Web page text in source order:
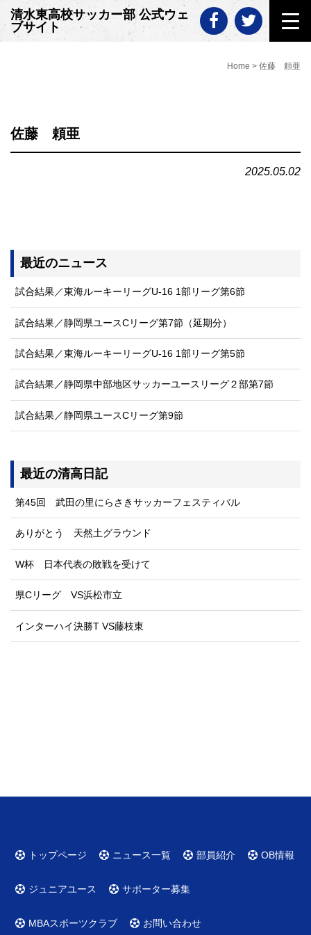
Skip
to
content
清水東高校サッカー部 公式ウェ
ブサイト
Home > 佐藤 頼亜
佐藤 頼亜
2025.05.02
最近のニュース
試合結果／東海ルーキーリーグU-16 1部リーグ第6節
試合結果／静岡県ユースCリーグ第7節（延期分）
試合結果／東海ルーキーリーグU-16 1部リーグ第5節
試合結果／静岡県中部地区サッカーユースリーグ２部第7節
試合結果／静岡県ユースCリーグ第9節
最近の清高日記
第45回 武田の里にらさきサッカーフェスティバル
ありがとう 天然土グラウンド
W杯 日本代表の敗戦を受けて
県Cリーグ VS浜松市立
インターハイ決勝T VS藤枝東
トップページ ニュース一覧 部員紹介 OB情報
ジュニアユース サポーター募集
MBAスポーツクラブ お問い合わせ